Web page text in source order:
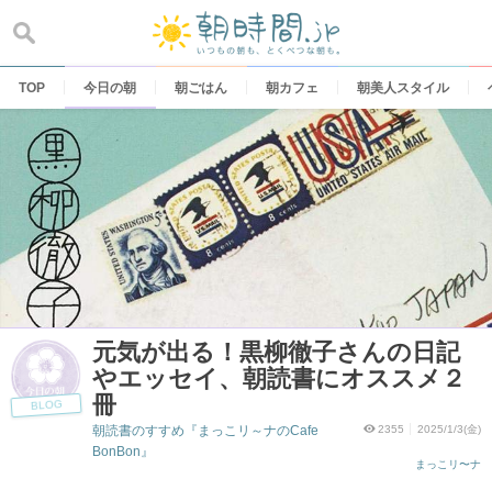
content
TOP 今日の朝 朝ごはん 朝カフェ 朝美人スタイル
BLOG
元気が出る！黒柳徹子さんの日記
やエッセイ、朝読書にオススメ２
冊
2355 2025/1/3(金)
まっこリ〜ナ
朝読書のすすめ『まっこリ～ナのCafe
BonBon』